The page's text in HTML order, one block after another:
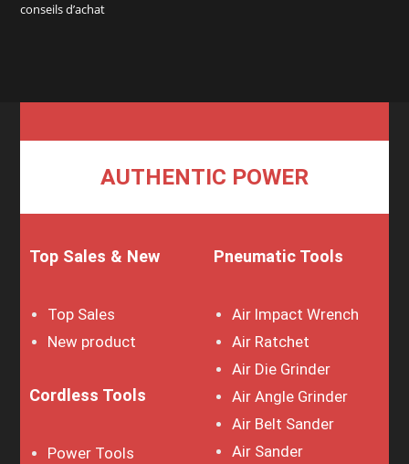
conseils d’achat
AUTHENTIC POWER
Top Sales & New
Top Sales
New product
Cordless Tools
Power Tools
Pneumatic Tools
Air Impact Wrench
Air Ratchet
Air Die Grinder
Air Angle Grinder
Air Belt Sander
Air Sander